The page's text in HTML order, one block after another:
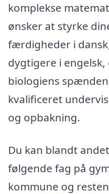
komplekse
ønsker at styrke
færdigheder i
dygtigere i engelsk,
biologiens
kvalificeret
og opbakning.
Du kan blandt
følgende fag på
kommune og